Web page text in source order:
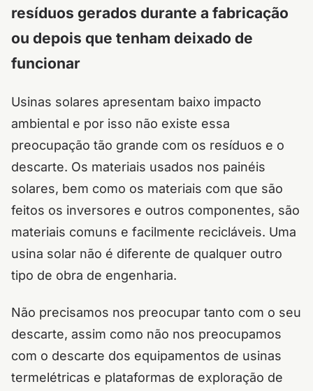
resíduos gerados durante a fabricação
ou depois que tenham deixado de
funcionar
Usinas solares apresentam baixo impacto
ambiental e por isso não existe essa
preocupação tão grande com os resíduos e o
descarte. Os materiais usados nos painéis
solares, bem como os materiais com que são
feitos os inversores e outros componentes, são
materiais comuns e facilmente recicláveis. Uma
usina solar não é diferente de qualquer outro
tipo de obra de engenharia.
Não precisamos nos preocupar tanto com o seu
descarte, assim como não nos preocupamos
com o descarte dos equipamentos de usinas
termelétricas e plataformas de exploração de